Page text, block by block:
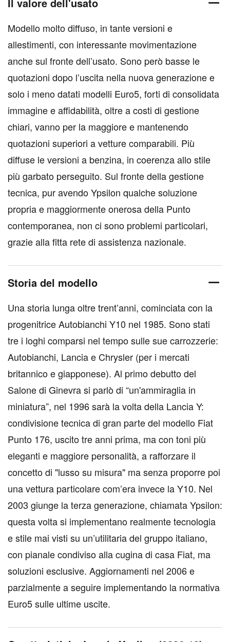
Modello molto diffuso, in tante versioni e
allestimenti, con interessante movimentazione
anche sul fronte dell’usato. Sono però basse le
quotazioni dopo l’uscita nella nuova generazione e
solo i meno datati modelli Euro5, forti di consolidata
immagine e affidabilità, oltre a costi di gestione
chiari, vanno per la maggiore e mantenendo
quotazioni superiori a vetture comparabili. Più
diffuse le versioni a benzina, in coerenza allo stile
più garbato perseguito. Sul fronte della gestione
tecnica, pur avendo Ypsilon qualche soluzione
propria e maggiormente onerosa della Punto
contemporanea, non ci sono problemi particolari,
grazie alla fitta rete di assistenza nazionale.
Storia del modello
Una storia lunga oltre trent’anni, cominciata con la
progenitrice Autobianchi Y10 nel 1985. Sono stati
tre i loghi comparsi nel tempo sulle sue carrozzerie:
Autobianchi, Lancia e Chrysler (per i mercati
britannico e giapponese). Al primo debutto del
Salone di Ginevra si parlò di “un'ammiraglia in
miniatura”, nel 1996 sarà la volta della Lancia Y:
condivisione tecnica di gran parte del modello Fiat
Punto 176, uscito tre anni prima, ma con toni più
eleganti e maggiore personalità, a rafforzare il
concetto di "lusso su misura" ma senza proporre poi
una vettura particolare com’era invece la Y10. Nel
2003 giunge la terza generazione, chiamata Ypsilon:
questa volta si implementano realmente tecnologia
e stile mai visti su un’utilitaria del gruppo italiano,
con pianale condiviso alla cugina di casa Fiat, ma
soluzioni esclusive. Aggiornamenti nel 2006 e
parzialmente a seguire implementando la normativa
Euro5 sulle ultime uscite.